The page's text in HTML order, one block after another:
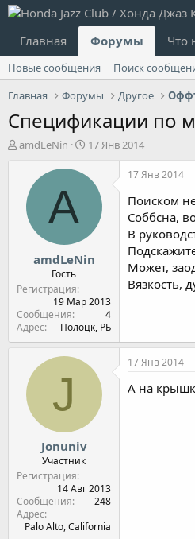
Главная Форумы Что
Новые сообщения
Поиск
Главная
Форумы Другое
Спецификации по
А
amdLeNin
Д
ч
л
17 Янв 2014
A
amdLeNin
Гость
Регистрация
19 Мар 2013
Сообщения
4
Адрес
Полоцк, РБ
17 Янв 2014
Поиском
Соббсна,
В
Может,
Вязкость,
J
Jonuniv
Участник
Регистрация
14 Авг 2013
Сообщения
248
Адрес
Palo Alto, California
17 Янв 2014
А на